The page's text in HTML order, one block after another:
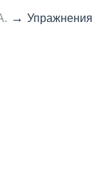
→ Упражнения